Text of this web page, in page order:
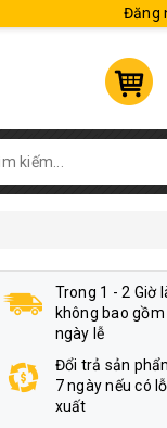
Đăng
Trong 1 - 2 Giờ
không bao
ngày lễ
Đổi trả sản
7 ngày nếu có
xuất